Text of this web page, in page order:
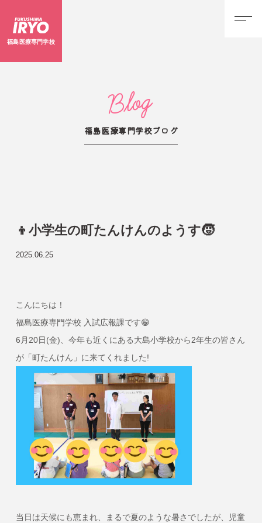
福島医療専門学校
Blog
福島医療専門学校ブログ
👦小学生の町たんけんのようす🧒
2025.06.25
こんにちは！
福島医療専門学校 入試広報課です😁
6月20日(金)、今年も近くにある大島小学校から2年生の皆さん
が「町たんけん」に来てくれました!
当日は天候にも恵まれ、まるで夏のような暑さでしたが、児童